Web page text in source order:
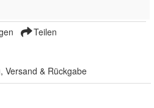
Teilen
Versand & Rückgabe